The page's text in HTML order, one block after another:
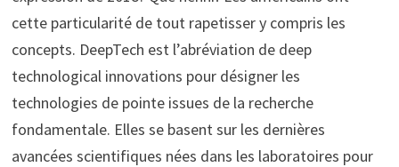
cette particularité de tout rapetisser y compris les
concepts. DeepTech est l’abréviation de deep
technological innovations pour désigner les
technologies de pointe issues de la recherche
fondamentale. Elles se basent sur les dernières
avancées scientifiques nées dans les laboratoires pour